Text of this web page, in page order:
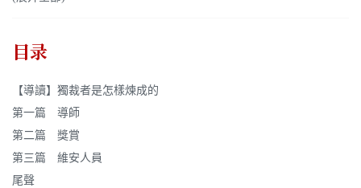
目录
【導讀】獨裁者是怎樣煉成的
第一篇 導師
第二篇 獎賞
第三篇 維安人員
尾聲